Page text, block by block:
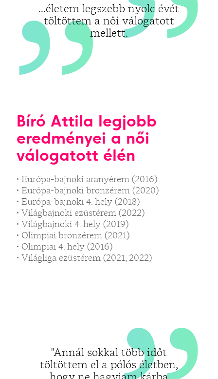
...életem legszebb nyolc évét
töltöttem a női válogatott
mellett.
Bíró Attila legjobb
eredményei a női
válogatott élén
• Európa-bajnoki aranyérem (2016)
• Európa-bajnoki bronzérem (2020)
• Európa-bajnoki 4. hely (2018)
• Világbajnoki ezüstérem (2022)
• Világbajnoki 4. hely (2019)
• Olimpiai bronzérem (2021)
• Olimpiai 4. hely (2016)
• Világliga ezüstérem (2021, 2022)
"Annál sokkal több időt
töltöttem el a pólós életben,
„